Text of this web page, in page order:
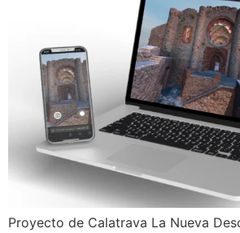
Proyecto de Calatrava La Nueva